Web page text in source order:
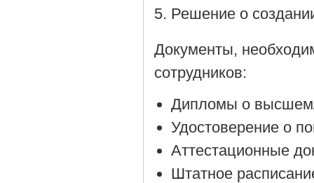
Решение о
Документы,
сотрудников:
Дипломы о
Удостоверение о
Аттестационные
Штатное